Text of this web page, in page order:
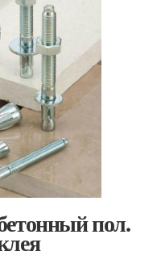
пол.